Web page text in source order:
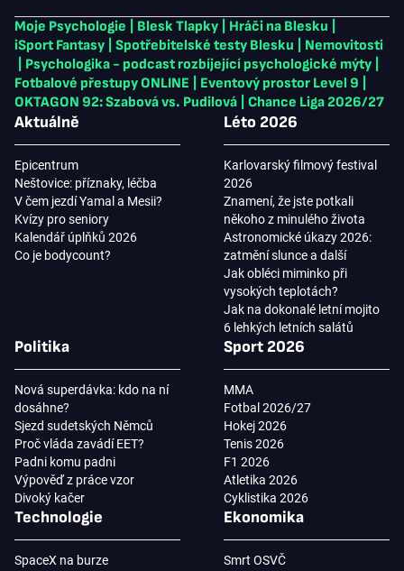
Moje Psychologie Blesk Tlapky Hráči na Blesku
iSport Fantasy
Spotřebitelské testy Blesku
Nemovitosti
Psychologika - podcast rozbíjející psychologické mýty
Fotbalové přestupy ONLINE
Eventový prostor Level 9
OKTAGON 92: Szabová vs. Pudilová
Chance Liga 2026/27
Aktuálně
Epicentrum
Neštovice: příznaky, léčba
V čem jezdí Yamal a Mesii?
Kvízy pro seniory
Kalendář úplňků 2026
Co je bodycount?
Léto 2026
Karlovarský filmový festival
2026
Znamení, že jste potkali
někoho z minulého života
Astronomické úkazy 2026:
zatmění slunce a další
Jak obléci miminko při
vysokých teplotách?
Jak na dokonalé letní mojito
6 lehkých letních salátů
Politika
Nová superdávka: kdo na ní
dosáhne?
Sjezd sudetských Němců
Proč vláda zavádí EET?
Padni komu padni
Výpověď z práce vzor
Divoký kačer
Sport 2026
MMA
Fotbal 2026/27
Hokej 2026
Tenis 2026
F1 2026
Atletika 2026
Cyklistika 2026
Technologie
SpaceX na burze
Ekonomika
Smrt OSVČ